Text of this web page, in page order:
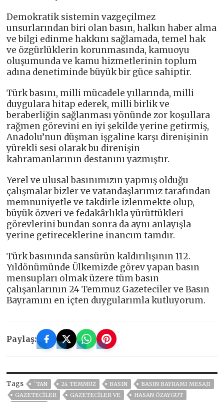
Demokratik sistemin vazgeçilmez
unsurlarından biri olan basın, halkın haber alma
ve bilgi edinme hakkını sağlamada, temel hak
ve özgürlüklerin korunmasında, kamuoyu
oluşumunda ve kamu hizmetlerinin toplum
adına denetiminde büyük bir güce sahiptir.
Türk basını, milli mücadele yıllarında, milli
duygulara hitap ederek, milli birlik ve
beraberliğin sağlanması yönünde zor koşullara
rağmen görevini en iyi şekilde yerine getirmiş,
Anadolu’nun düşman işgaline karşı direnişinin
yürekli sesi olarak bu direnişin
kahramanlarının destanını yazmıştır.
Yerel ve ulusal basınımızın yapmış olduğu
çalışmalar bizler ve vatandaşlarımız tarafından
memnuniyetle ve takdirle izlenmekte olup,
büyük özveri ve fedakârlıkla yürüttükleri
görevlerini bundan sonra da aynı anlayışla
yerine getireceklerine inancım tamdır.
Türk basınında sansürün kaldırılışının 112.
Yıldönümünde Ülkemizde görev yapan basın
mensupları olmak üzere tüm basın
çalışanlarının 24 Temmuz Gazeteciler ve Basın
Bayramını en içten duygularımla kutluyorum.
Paylaş:
Tags `TAN 24 TEMMUZ BASIN
BASIN BAYRAMI MESAJI
GAZETECİLER
GAZETECILER VE
HASAN ÖZAYGUT